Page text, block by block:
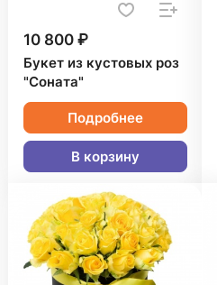
10 800 ₽
Букет из кустовых роз
"Соната"
Подробнее
В корзину